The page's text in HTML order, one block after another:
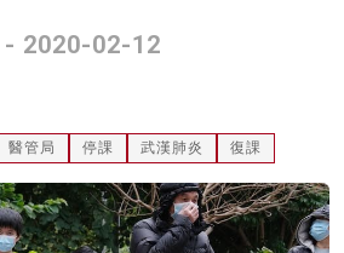
- 2020-02-12
醫管局 停課 武漢肺炎 復課